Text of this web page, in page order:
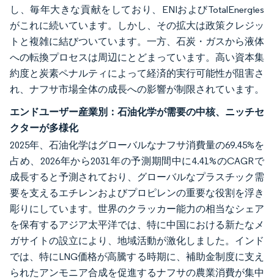
し、毎年大きな貢献をしており、ENIおよびTotalEnergies
がこれに続いています。しかし、その拡大は政策クレジッ
トと複雑に結びついています。一方、石炭・ガスから液体
への転換プロセスは周辺にとどまっています。高い資本集
約度と炭素ペナルティによって経済的実行可能性が阻害さ
れ、ナフサ市場全体の成長への影響が制限されています。
エンドユーザー産業別：石油化学が需要の中核、ニッチセ
クターが多様化
2025年、石油化学はグローバルなナフサ消費量の69.45%を
占め、2026年から2031年の予測期間中に4.41%のCAGRで
成長すると予測されており、グローバルなプラスチック需
要を支えるエチレンおよびプロピレンの重要な役割を浮き
彫りにしています。世界のクラッカー能力の相当なシェア
を保有するアジア太平洋では、特に中国における新たなメ
ガサイトの設立により、地域活動が激化しました。インド
では、特にLNG価格が高騰する時期に、補助金制度に支え
られたアンモニア合成を促進するナフサの農業消費が集中